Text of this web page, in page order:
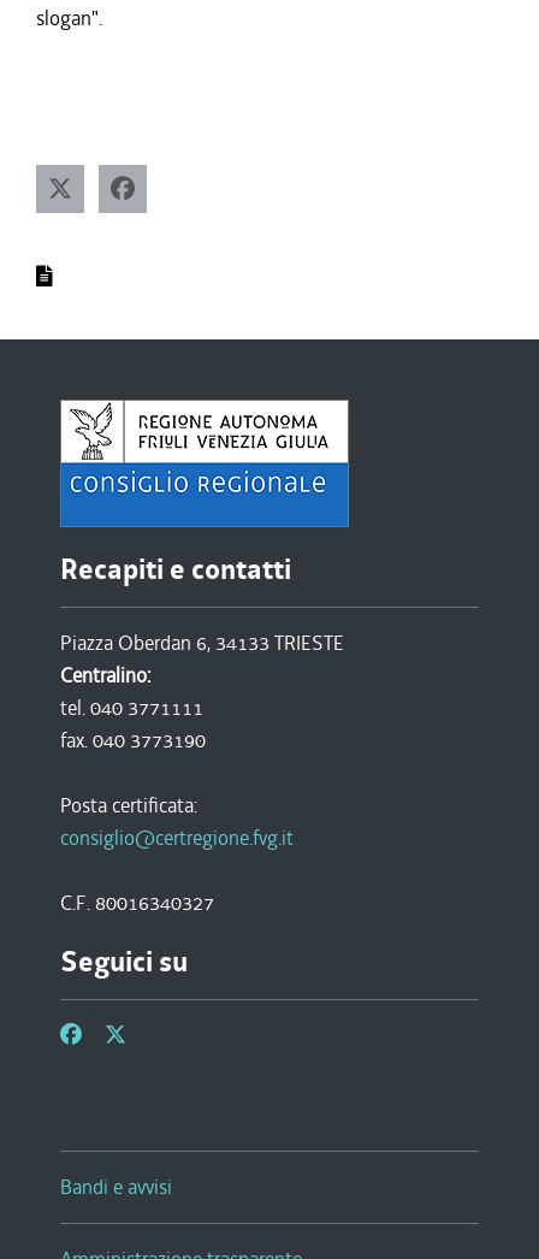
slogan".
Recapiti e contatti
Piazza Oberdan 6, 34133 TRIESTE
Centralino:
tel. 040 3771111
fax. 040 3773190
Posta certificata:
consiglio@certregione.fvg.it
C.F. 80016340327
Seguici su
Bandi e avvisi